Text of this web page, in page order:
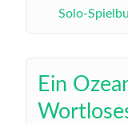
Solo-
Ein